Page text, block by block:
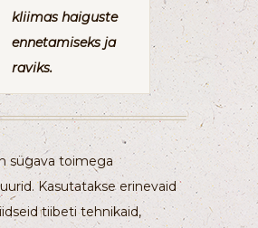
kliimas haiguste
ennetamiseks ja
raviks.
sügava toimega
Kasutatakse erinevaid
tiibeti tehnikaid,